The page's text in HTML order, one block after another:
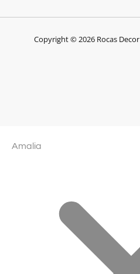
Copyright © 2026 Rocas Decor
Amalia